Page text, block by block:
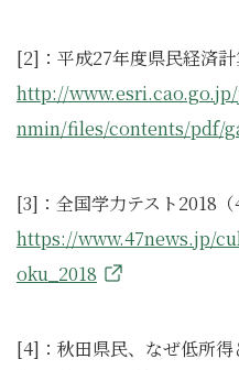
[2]：平成27年度県民経済計
http://
nmin/files/contents/pdf/
[3]：全国学力テスト2018（
https://www.47news.jp/
oku_2018
[4]：秋田県民、なぜ低所